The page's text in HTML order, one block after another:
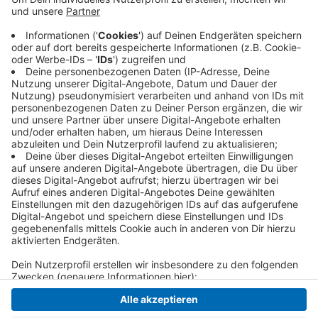
Gespielt wurde Sonntagnachmittag (10.08.2025) in der
Krefelder Grotenburg. Am Freitag (15.08.2025) geht's
für den KFC auch direkt weiter - im ersten Spiel in der
Oberliga. Da trifft er zuhause auf die Sportfreunde
Baumberg. Anstoß ist um 19:30 Uhr.
Anzeige